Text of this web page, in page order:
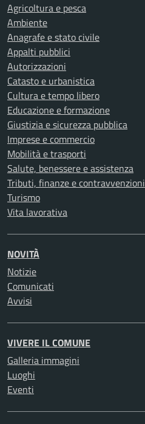
Agricoltura e pesca
Ambiente
Anagrafe e stato civile
Appalti pubblici
Autorizzazioni
Catasto e urbanistica
Cultura e tempo libero
Educazione e formazione
Giustizia e sicurezza pubblica
Imprese e commercio
Mobilità e trasporti
Salute, benessere e assistenza
Tributi, finanze e contravvenzioni
Turismo
Vita lavorativa
NOVITÀ
Notizie
Comunicati
Avvisi
VIVERE IL COMUNE
Galleria immagini
Luoghi
Eventi